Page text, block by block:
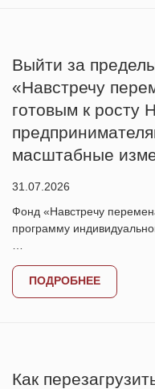
Выйти за
«Навстречу
готовым к росту
масштабные
31.07.2026
Фонд «Навстречу
программу
ПОДРОБНЕЕ
Как